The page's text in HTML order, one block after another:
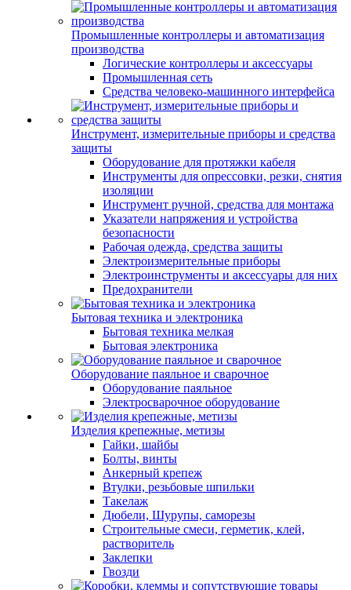
Промышленные контроллеры и автоматизация
производства
Логические контроллеры и аксессуары
Промышленная сеть
Средства человеко-машинного интерфейса
Инструмент, измерительные приборы и средства
защиты
Оборудование для протяжки кабеля
Инструменты для опрессовки, резки, снятия
изоляции
Инструмент ручной, средства для монтажа
Указатели напряжения и устройства
безопасности
Рабочая одежда, средства защиты
Электроизмерительные приборы
Электроинструменты и аксессуары для них
Предохранители
Бытовая техника и электроника
Бытовая техника мелкая
Бытовая электроника
Оборудование паяльное и сварочное
Оборудование паяльное
Электросварочное оборудование
Изделия крепежные, метизы
Гайки, шайбы
Болты, винты
Анкерный крепеж
Втулки, резьбовые шпильки
Такелаж
Дюбели, Шурупы, саморезы
Строительные смеси, герметик, клей,
растворитель
Заклепки
Гвозди